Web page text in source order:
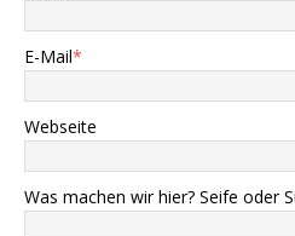
E-Mail*
Webseite
Was machen wir hier? Seife oder